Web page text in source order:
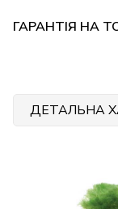
ГАРАНТІЯ НА
ДЕТАЛЬНА